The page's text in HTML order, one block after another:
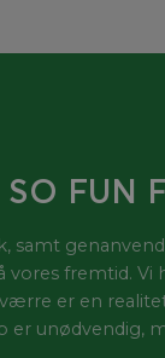
SO FUN
samt
vores fremtid. Vi
er en
er unødvendig,